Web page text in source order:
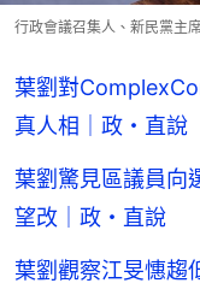
行政會議召集人、新民黨主
葉劉對
真人相｜政・直說
葉劉驚見區議員
望改｜政・直說
葉劉觀察江旻憓